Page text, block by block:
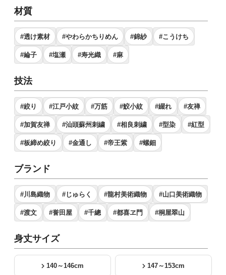
材質
#透け素材 #やわらかちりめん #錦紗 #こうけち
#綸子 #塩瀬 #寿光織 #麻
技法
#絞り #江戸小紋 #万筋 #鮫小紋 #綴れ #友禅
#加賀友禅 #汕頭蘇州刺繍 #相良刺繍 #型染 #紅型
#板締め絞り #金通し #帝王紫 #螺鈿
ブランド
#川島織物 #じゅらく #龍村美術織物 #山口美術織物
#渡文 #誉田屋 #千總 #都喜ヱ門 #桐屋翠山
身丈サイズ
140～146cm 147～153cm